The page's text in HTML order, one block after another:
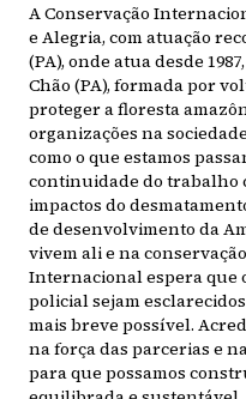
A Conservação
e Alegria, com atuação
(PA), onde atua desde
Chão (PA), formada por
proteger a floresta
organizações na
como o que estamos
continuidade do trabalho
impactos do
de desenvolvimento da
vivem ali e na
Internacional espera que
policial sejam
mais breve possível.
na força das parcerias e
para que possamos